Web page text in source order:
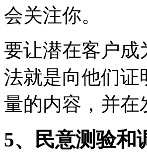
会关注你。
要让潜在客户成
法就是向他们证
量的内容，并在
5、民意测验和